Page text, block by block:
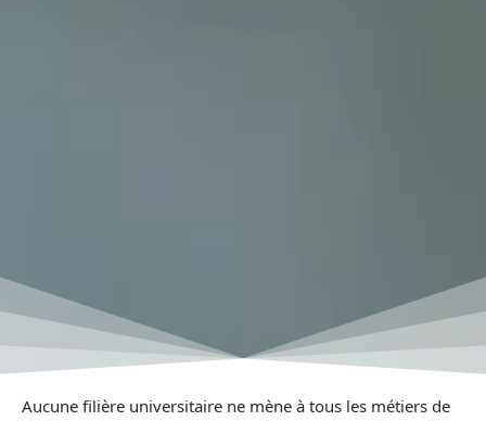
Aucune filière universitaire ne mène à tous les métiers de